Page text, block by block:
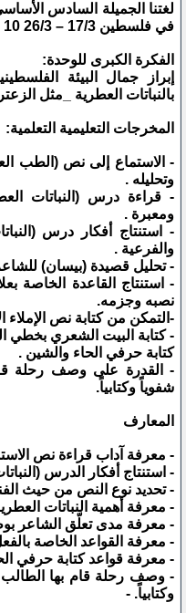
لغتنا الجميلة السادس
في فلسطين 17/3 – 26/3 10 حصص
الفكرة الكبرى للوحدة:
إبراز جمال البيئة
بالنباتات العطرية _مثل
المخرجات التعليمية التعلمية:
- الاستماع إلى نص (الطب
وتحليله .
- قراءة درس (النباتات
ومعبرة .
- استنتاج أفكار درس
والفرعية .
- تحليل قصيدة (بيسان)
- استنتاج القاعدة الخاصة
نصبه وجزمه.
-التمكن من كتابة نص الإملاء
- كتابة البيت الشعري بخطي
كتابة حرفي الحاء والشين .
- القدرة على وصف رحلة
شفوياً وكتابياً.
المعارف
- معرفة آداب قراءة نص
- استنتاج أفكار الدرس
- تحديد نوع النص من حيث
- معرفة أهمية النباتات
- معرفة مدى تعلّق الشاعر
- معرفة القواعد الخاصة
- معرفة قواعد كتابة حرفي
- وصف رحلة قام بها الطالب
وكتابياً. -